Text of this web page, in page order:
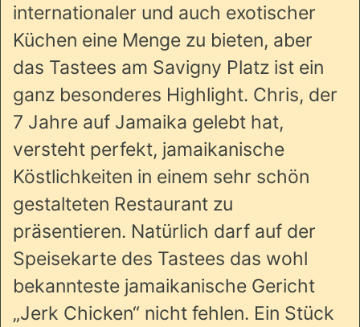
internationaler und auch exotischer
Küchen eine Menge zu bieten, aber
das Tastees am Savigny Platz ist ein
ganz besonderes Highlight. Chris, der
7 Jahre auf Jamaika gelebt hat,
versteht perfekt, jamaikanische
Köstlichkeiten in einem sehr schön
gestalteten Restaurant zu
präsentieren. Natürlich darf auf der
Speisekarte des Tastees das wohl
bekannteste jamaikanische Gericht
„Jerk Chicken“ nicht fehlen. Ein Stück